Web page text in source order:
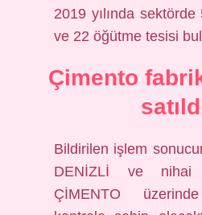
2019 yılında
ve 22 öğütme tesisi
Çimento
Bildirilen işlem
DENİZLİ ve nihai
ÇİMENTO